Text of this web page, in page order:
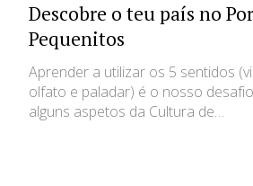
Descobre o teu país no
Pequenitos
Aprender a utilizar os 5 sentidos
olfato e paladar) é o nosso
alguns aspetos da Cultura de…